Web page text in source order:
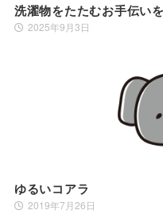
洗濯物をたたむお手伝い
2025年9月3日
ゆるいコアラ
2019年7月26日